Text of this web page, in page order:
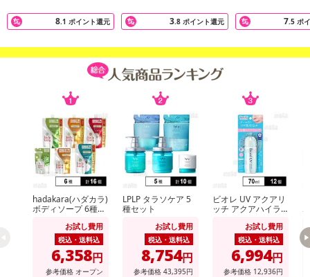
8.1 ポイント還元 3.8 ポイント還元 7.5 ポ
hadakara(ハダカラ)
ボディソープ 6種セ
お試し費用
税込・送料込
6,358円
参考価格 オープン
LPLP タラソケア 5
種セット
お試し費用
税込・送料込
8,754円
参考価格 43,395円
ビオレ UV アクアリ
ッチ アクアハイラ
ml ※商品改廃に伴
う特別お試し費用
お試し費用
税込・送料込
6,994円
参考価格 12,936円